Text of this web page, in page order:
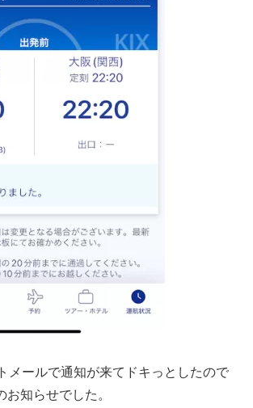
メールで通知が来てドキっとしたので
知らせでした。